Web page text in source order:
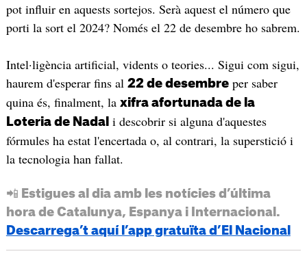
pot influir en aquests sortejos. Serà aquest el número que
porti la sort el 2024? Només el 22 de desembre ho sabrem.
Intel·ligència artificial, vidents o teories... Sigui com sigui,
haurem d'esperar fins al 22 de desembreper saber
quina és, finalment, la xifra afortunada de la
Loteria de Nadal i descobrir si alguna d'aquestes
fórmules ha estat l'encertada o, al contrari, la superstició i
la tecnologia han fallat.
📲 Estigues al dia amb les notícies d’última
hora de Catalunya, Espanya i Internacional.
Descarrega’t aquí l’app gratuïta d’El Nacional